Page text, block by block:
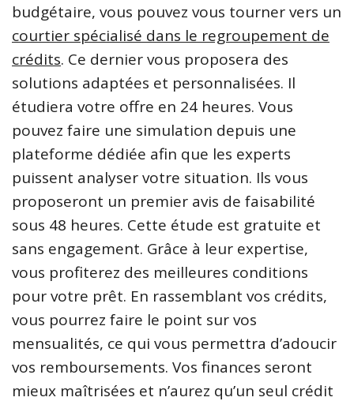
budgétaire, vous pouvez vous tourner vers un
courtier spécialisé dans le regroupement de
crédits. Ce dernier vous proposera des
solutions adaptées et personnalisées. Il
étudiera votre offre en 24 heures. Vous
pouvez faire une simulation depuis une
plateforme dédiée afin que les experts
puissent analyser votre situation. Ils vous
proposeront un premier avis de faisabilité
sous 48 heures. Cette étude est gratuite et
sans engagement. Grâce à leur expertise,
vous profiterez des meilleures conditions
pour votre prêt. En rassemblant vos crédits,
vous pourrez faire le point sur vos
mensualités, ce qui vous permettra d’adoucir
vos remboursements. Vos finances seront
mieux maîtrisées et n’aurez qu’un seul crédit